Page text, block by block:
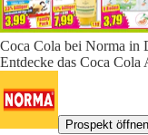
Coca Cola bei Norma in
Entdecke das Coca
Prospekt öffnen